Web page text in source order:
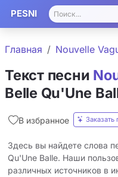
PESNI
Главная Nouvelle
Текст песни
Belle Qu'Une
В избранное Заказать
Здесь вы найдете слова
Qu'Une Balle. Наши
различных источников в